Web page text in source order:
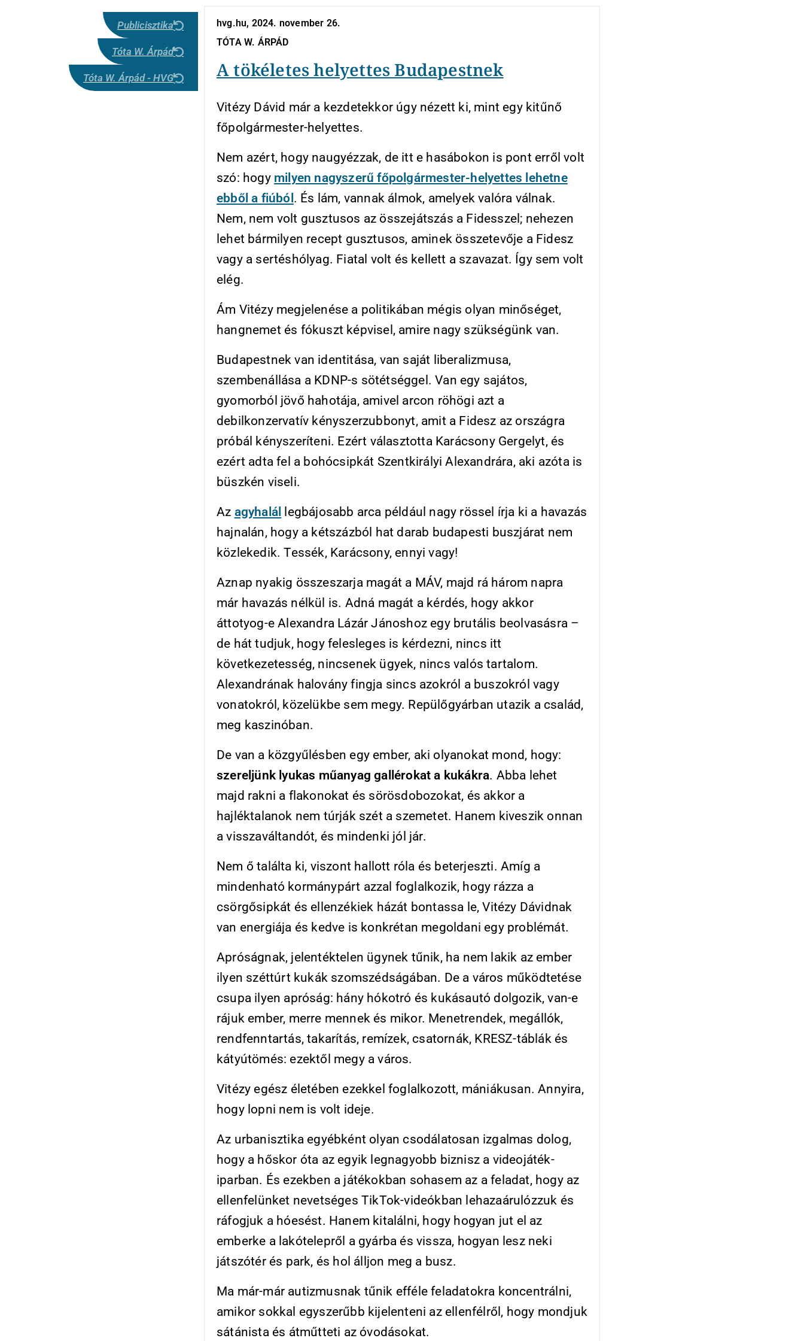
Publicisztika
Tóta W. Árpád
Tóta W. Árpád - HVG
hvg.hu, 2024. november 26.
TÓTA W. ÁRPÁD
A tökéletes helyettes Budapestnek
Vitézy Dávid már a kezdetekkor úgy nézett ki, mint egy kitűnő
főpolgármester-helyettes.
Nem azért, hogy naugyézzak, de itt e hasábokon is pont erről volt
szó: hogy milyen nagyszerű főpolgármester-helyettes lehetne
ebből a fiúból . És lám, vannak álmok, amelyek valóra válnak.
Nem, nem volt gusztusos az összejátszás a Fidesszel; nehezen
lehet bármilyen recept gusztusos, aminek összetevője a Fidesz
vagy a sertéshólyag. Fiatal volt és kellett a szavazat. Így sem volt
elég.
Ám Vitézy megjelenése a politikában mégis olyan minőséget,
hangnemet és fókuszt képvisel, amire nagy szükségünk van.
Budapestnek van identitása, van saját liberalizmusa,
szembenállása a KDNP-s sötétséggel. Van egy sajátos,
gyomorból jövő hahotája, amivel arcon röhögi azt a
debilkonzervatív kényszerzubbonyt, amit a Fidesz az országra
próbál kényszeríteni. Ezért választotta Karácsony Gergelyt, és
ezért adta fel a bohócsipkát Szentkirályi Alexandrára, aki azóta is
büszkén viseli.
Az agyhalál
legbájosabb arca például nagy rössel írja ki a havazás
hajnalán, hogy a kétszázból hat darab budapesti buszjárat nem
közlekedik. Tessék, Karácsony, ennyi vagy!
Aznap nyakig összeszarja magát a MÁV, majd rá három napra
már havazás nélkül is. Adná magát a kérdés, hogy akkor
áttotyog-e Alexandra Lázár Jánoshoz egy brutális beolvasásra –
de hát tudjuk, hogy felesleges is kérdezni, nincs itt
következetesség, nincsenek ügyek, nincs valós tartalom.
Alexandrának halovány fingja sincs azokról a buszokról vagy
vonatokról, közelükbe sem megy. Repülőgyárban utazik a család,
meg kaszinóban.
De van a közgyűlésben egy ember, aki olyanokat mond, hogy:
szereljünk lyukas műanyag gallérokat a kukákra. Abba lehet
majd rakni a flakonokat és sörösdobozokat, és akkor a
hajléktalanok nem túrják szét a szemetet. Hanem kiveszik onnan
a visszaváltandót, és mindenki jól jár.
Nem ő találta ki, viszont hallott róla és beterjeszti. Amíg a
mindenható kormánypárt azzal foglalkozik, hogy rázza a
csörgősipkát és ellenzékiek házát bontassa le, Vitézy Dávidnak
van energiája és kedve is konkrétan megoldani egy problémát.
Apróságnak, jelentéktelen ügynek tűnik, ha nem lakik az ember
ilyen széttúrt kukák szomszédságában. De a város működtetése
csupa ilyen apróság: hány hókotró és kukásautó dolgozik, van-e
rájuk ember, merre mennek és mikor. Menetrendek, megállók,
rendfenntartás, takarítás, remízek, csatornák, KRESZ-táblák és
kátyútömés: ezektől megy a város.
Vitézy egész életében ezekkel foglalkozott, mániákusan. Annyira,
hogy lopni nem is volt ideje.
Az urbanisztika egyébként olyan csodálatosan izgalmas dolog,
hogy a hőskor óta az egyik legnagyobb biznisz a videojáték-
iparban. És ezekben a játékokban sohasem az a feladat, hogy az
ellenfelünket nevetséges TikTok-videókban lehazaárulózzuk és
ráfogjuk a hóesést. Hanem kitalálni, hogy hogyan jut el az
emberke a lakótelepről a gyárba és vissza, hogyan lesz neki
játszótér és park, és hol álljon meg a busz.
Ma már-már autizmusnak tűnik efféle feladatokra koncentrálni,
amikor sokkal egyszerűbb kijelenteni az ellenfélről, hogy mondjuk
sátánista és átműtteti az óvodásokat.